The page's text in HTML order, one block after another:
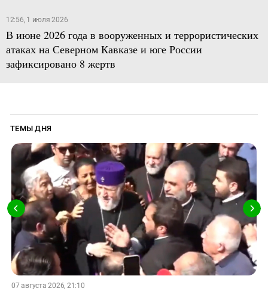
12:56, 1 июля 2026
В июне 2026 года в вооруженных и террористических
атаках на Северном Кавказе и юге России
зафиксировано 8 жертв
ТЕМЫ ДНЯ
07 августа 2026, 21:10